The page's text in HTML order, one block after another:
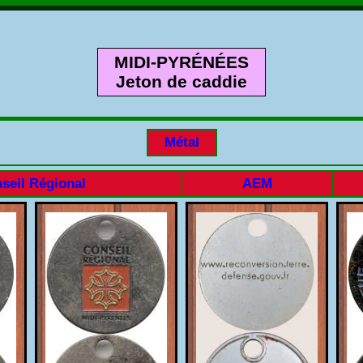
MIDI-PYRÉNÉES
Jeton de caddie
Métal
Régional AEM